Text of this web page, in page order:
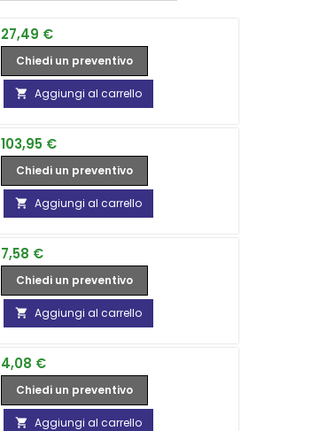
Prezzo
27,49 €
Chiedi un preventivo
 Aggiungi al carrello
Prezzo
103,95 €
Chiedi un preventivo
 Aggiungi al carrello
Prezzo
7,58 €
Chiedi un preventivo
 Aggiungi al carrello
Prezzo
4,08 €
Chiedi un preventivo
 Aggiungi al carrello